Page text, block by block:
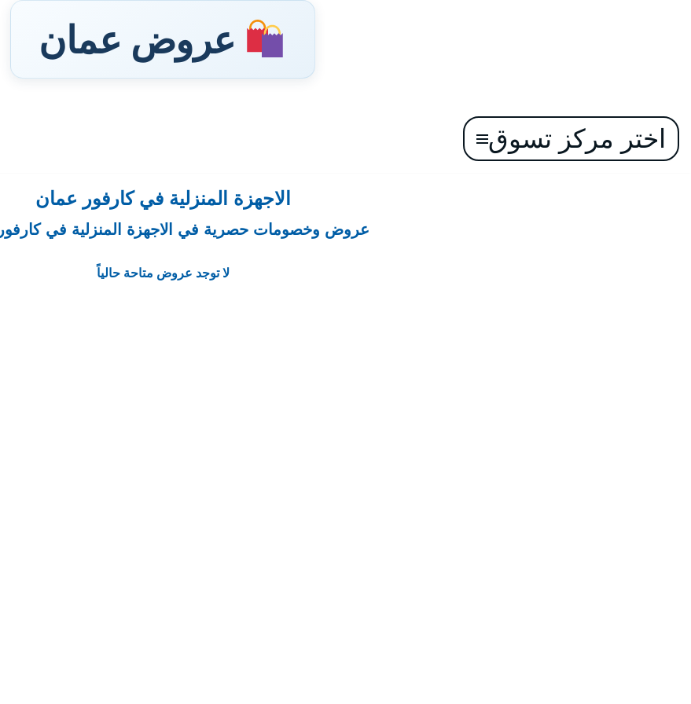
عروض عمان
تخطىاختر مركز تسوق
الاجهزة المنزلية في كارفور عمان
عروض وخصومات حصرية في الاجهزة المنزلية في
لا توجد عروض متاحة حالياً